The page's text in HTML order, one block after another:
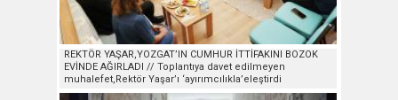
REKTÖR YAŞAR,YOZGAT’IN CUMHUR İTTİFAKINI BOZOK
EVİNDE AĞIRLADI // Toplantıya davet edilmeyen
muhalefet,Rektör Yaşar’ı ‘ayırımcılıkla’eleştirdi